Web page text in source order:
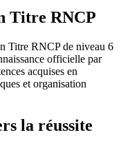
Titre RNCP
Titre RNCP de niveau 6
officielle par
acquises en
et organisation
la réussite